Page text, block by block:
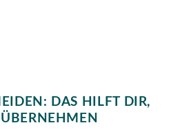
DAS HILFT DIR,